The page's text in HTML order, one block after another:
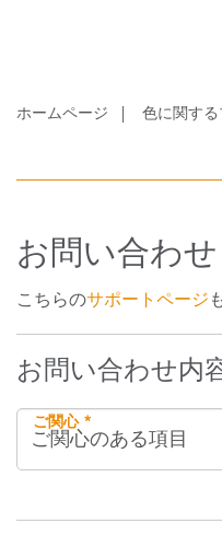
ホームページ 色に関す
お問い合わせ
こちらのサポートページ
お問い合わせ内
ご関心 *